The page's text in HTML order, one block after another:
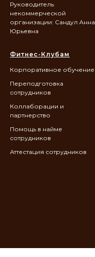
Руководитель
некоммерческой
организации: Сандул Анна
Юрьевна
Фитнес-Клубам
Корпоративное обучение
Переподготовка
сотрудников
Коллаборации и
партнерство
Помощь в найме
сотрудников
Аттестация сотрудников